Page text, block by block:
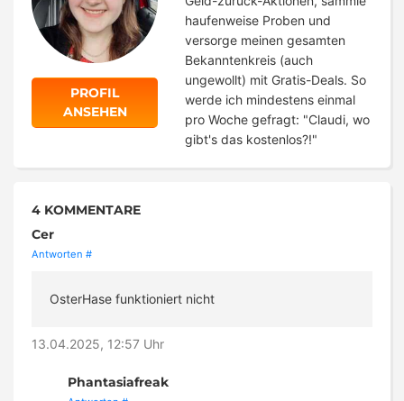
PROFIL
ANSEHEN
haufenweise Proben und
versorge meinen gesamten
Bekanntenkreis (auch
ungewollt) mit Gratis-Deals. So
werde ich mindestens einmal
pro Woche gefragt: "Claudi, wo
gibt's das kostenlos?!"
4 KOMMENTARE
Cer
Antworten #
OsterHase funktioniert nicht
13.04.2025, 12:57 Uhr
Phantasiafreak